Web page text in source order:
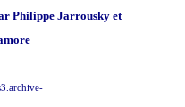
Philippe Jarrousky et